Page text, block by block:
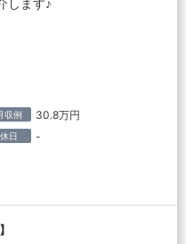
します♪
収例 30.8万円
休日 -